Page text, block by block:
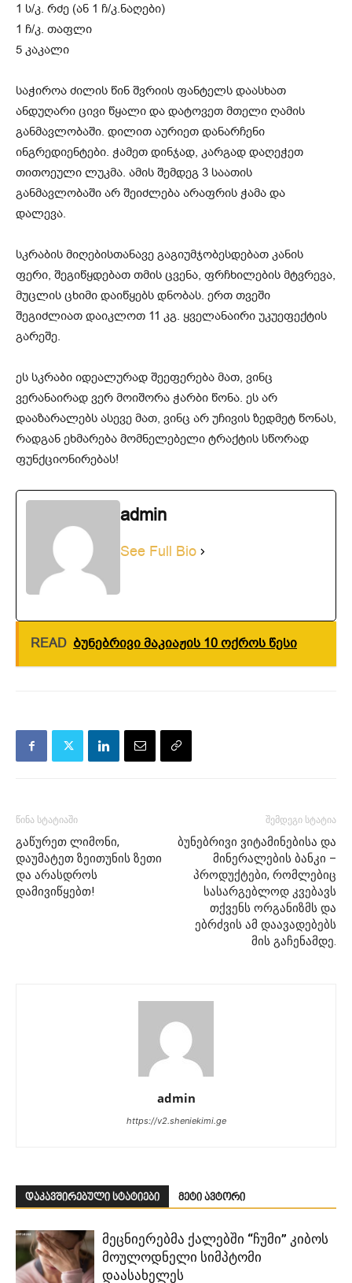
1 ს/კ. რძე (ან 1 ჩ/კ.ნაღები)
1 ჩ/კ. თაფლი
5 კაკალი
საჭიროა ძილის წინ შვრიის ფანტელს დაასხათ
ანდუღარი ცივი წყალი და დატოვეთ მთელი ღამის
განმავლობაში. დილით აურიეთ დანარჩენი
ინგრედიენტები. ჭამეთ დინჯად, კარგად დაღეჭეთ
თითოეული ლუკმა. ამის შემდეგ 3 საათის
განმავლობაში არ შეიძლება არაფრის ჭამა და
დალევა.
სკრაბის მიღებისთანავე გაგიუმჯობესდებათ კანის
ფერი, შეგიწყდებათ თმის ცვენა, ფრჩხილების მტვრევა,
მუცლის ცხიმი დაიწყებს დნობას. ერთ თვეში
შეგიძლიათ დაიკლოთ 11 კგ. ყველანაირი უკუეფექტის
გარეშე.
ეს სკრაბი იდეალურად შეეფერება მათ, ვინც
ვერანაირად ვერ მოიშორა ჭარბი წონა. ეს არ
დააზარალებს ასევე მათ, ვინც არ უჩივის ზედმეტ წონას,
რადგან ეხმარება მომნელებელი ტრაქტის სწორად
ფუნქციონირებას!
admin
See Full Bio
READ Ბუნებრივი მაკიაჟის 10 ოქროს წესი
წინა სტატიაში
გაწურეთ ლიმონი,
დაუმატეთ ზეითუნის ზეთი
და არასდროს
დამივიწყებთ!
შემდეგი სტატია
ბუნებრივი ვიტამინებისა და
მინერალების ბანკი –
პროდუქტები, რომლებიც
სასარგებლოდ კვებავს
თქვენს ორგანიზმს და
ებრძვის ამ დაავადებებს
მის გაჩენამდე.
admin
https://v2.sheniekimi.ge
დაკავშირებული სტატიები მეტი ავტორი
მეცნიერებმა ქალებში “ჩუმი” კიბოს
მოულოდნელი სიმპტომი
დაასახელეს